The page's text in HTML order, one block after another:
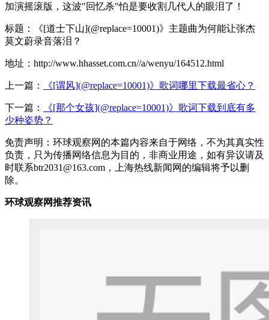
加演摇滚版，这波"回忆杀"怕是要收割几代人的眼泪了！
标题：《[道士下山](@replace=10001)》主题曲为何能让张杰
莫文蔚录音落泪？
地址：http://www.hhasset.com.cn//a/wenyu/164512.html
上一篇： 《[谓风](@replace=10001)》歌词哪里下载最省心？
下一篇：
《[那个女孩](@replace=10001)》歌词下载到底有多
少种姿势？
免责声明：环球观察网的本篇内容来自于网络，不为其真实性
负责，只为传播网络信息为目的，非商业用途，如有异议请及
时联系btr2031@163.com，上海热线新闻网的编辑将予以删
除。
环球观察网推荐资讯